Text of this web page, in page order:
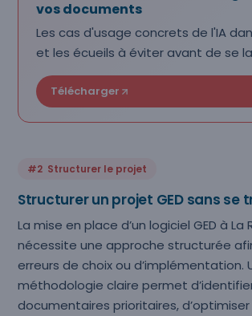
vos documents
Les cas d'usage concrets de l'IA
et les écueils à éviter avant de se
Télécharger
#2 Structurer le projet
Structurer un projet GED sans se
La mise en place d’un logiciel GED à
nécessite une approche structurée
erreurs de choix ou d’implémentation.
méthodologie claire permet
documentaires prioritaires,